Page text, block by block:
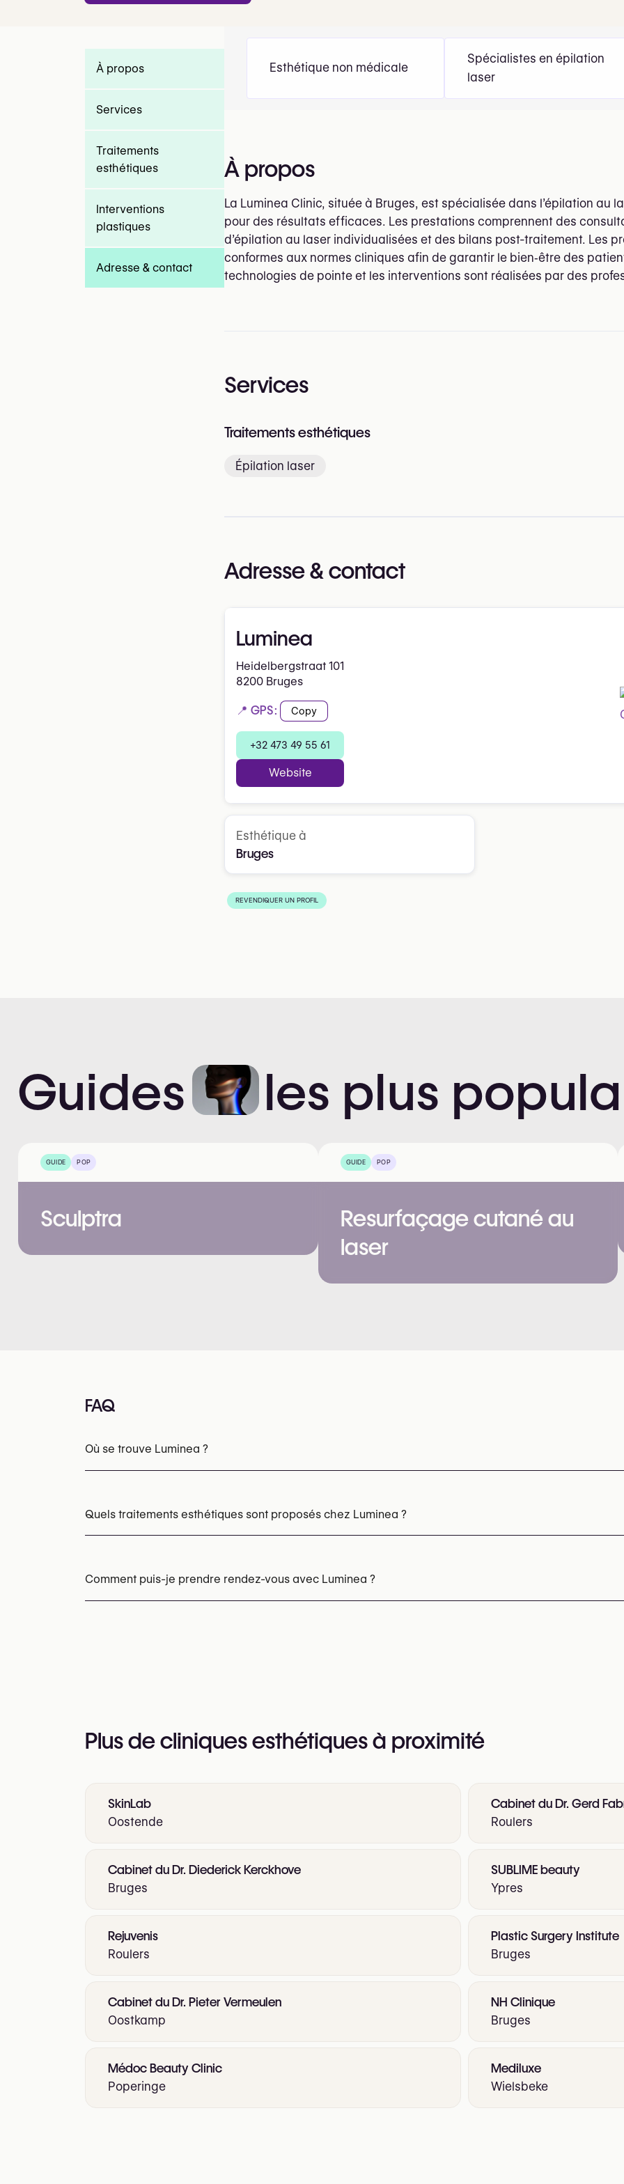
Esthétique non médicale
Spécialistes en épilation
laser
À propos
La Luminea Clinic, située à Bruges, est spécialisée dans l’épilation au
pour des résultats efficaces. Les prestations comprennent des
d’épilation au laser individualisées et des bilans post-traitement. Les
conformes aux normes cliniques afin de garantir le bien‑être des
technologies de pointe et les interventions sont réalisées par des
Services
Traitements esthétiques
Épilation laser
Adresse & contact
Luminea
Heidelbergstraat 101
8200 Bruges
📍 GPS: Copy
+32 473 49 55 61
Website
Esthétique à
Bruges
REVENDIQUER UN PROFIL
À propos
Services
Traitements
esthétiques
Interventions
plastiques
Adresse & contact
Guides les plus
GUIDE POP
Sculptra
GUIDE POP
Resurfaçage cutané au
laser
FAQ
Où se trouve Luminea ?
Quels traitements esthétiques sont proposés chez Luminea ?
Comment puis-je prendre rendez-vous avec Luminea ?
Plus de cliniques esthétiques à proximité
SkinLab
Oostende
Cabinet du Dr. Gerd
Roulers
Cabinet du Dr. Diederick Kerckhove
Bruges
SUBLIME beauty
Ypres
Rejuvenis
Roulers
Plastic Surgery Institute
Bruges
Cabinet du Dr. Pieter Vermeulen
Oostkamp
NH Clinique
Bruges
Médoc Beauty Clinic
Poperinge
Mediluxe
Wielsbeke